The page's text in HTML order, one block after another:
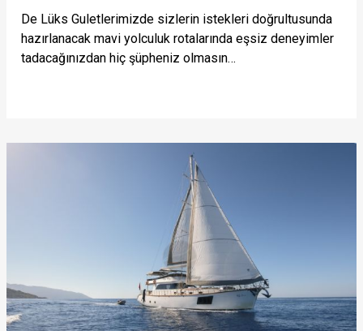
De Lüks Guletlerimizde sizlerin istekleri doğrultusunda
hazırlanacak mavi yolculuk rotalarında eşsiz deneyimler
tadacağınızdan hiç şüpheniz olmasın…